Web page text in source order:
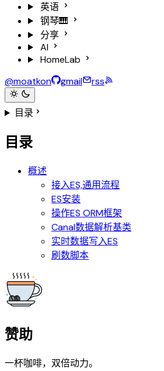
英语
钢琴🎹
分享
AI
HomeLab
@moatkon
gmail rss
目录
目录
概述
接入ES,通用流程
ES安装
操作ES ORM框架
Canal数据解析基类
实时数据写入ES
刷数脚本
赞助
一杯咖啡，双倍动力。